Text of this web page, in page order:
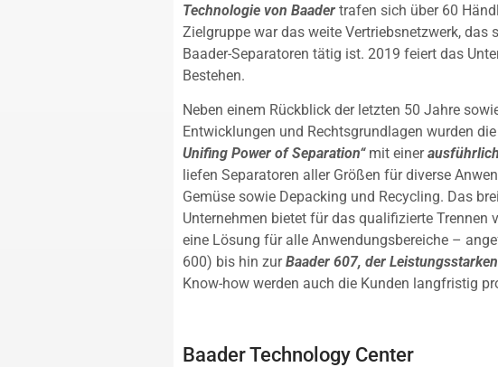
Technologie von Baader trafen sich über 60
Zielgruppe war das weite Vertriebsnetzwerk, das
Baader-Separatoren tätig ist. 2019 feiert das
Bestehen.
Neben einem Rückblick der letzten 50 Jahre
Entwicklungen und Rechtsgrundlagen wurden
Unifing Power of Separation“ mit einer
liefen Separatoren aller Größen für diverse
Gemüse sowie Depacking und Recycling. Das
Unternehmen bietet für das qualifizierte Trennen
eine Lösung für alle Anwendungsbereiche –
600) bis hin zurBaader 607, der Leistungsstarken
Know-how werden auch die Kunden langfristig
Baader Technology Center